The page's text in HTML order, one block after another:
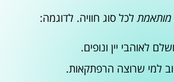
מותאמתלכל סוג חוויה. לדוגמה:
לאוהבי יין ונופים.
למי שרוצה הרפתקאות.